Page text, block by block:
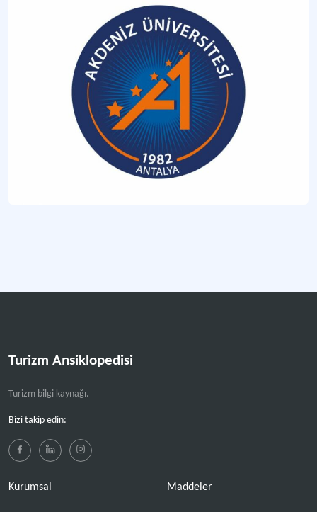
Turizm Ansiklopedisi
Turizm bilgi kaynağı.
Bizi takip edin:
Kurumsal Maddeler